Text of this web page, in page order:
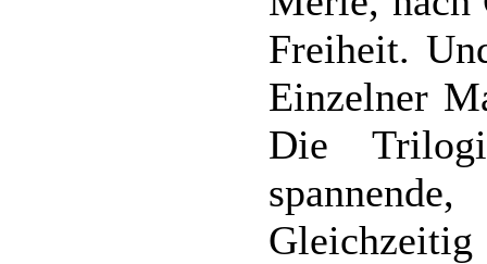
Freiheit.
Einzelner
Die